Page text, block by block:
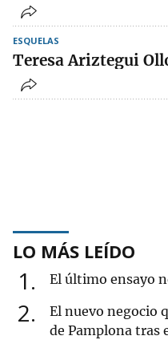
ESQUELAS
Teresa Ariztegui
LO MÁS LEÍDO
1 El último ensayo
2
El nuevo negocio
de Pamplona tras